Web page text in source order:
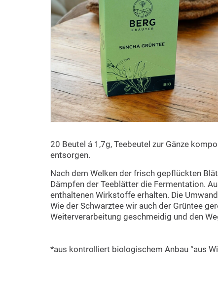
20 Beutel á 1,7g, Teebeutel zur Gänze
entsorgen.
Nach dem Welken der frisch gepflückten
Dämpfen der Teeblätter die Fermentation.
enthaltenen Wirkstoffe erhalten. Die
Wie der Schwarztee wir auch der Grüntee
Weiterverarbeitung geschmeidig und den
*aus kontrolliert biologischem Anbau °aus